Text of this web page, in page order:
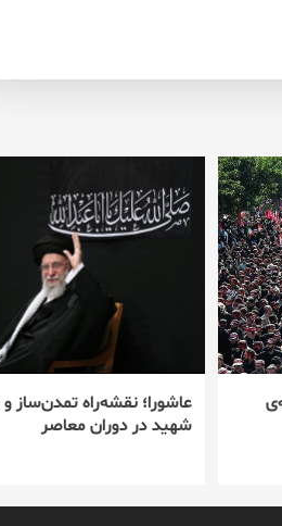
عاشورا؛ نقشه‌راه تمدن‌ساز
شهید در دوران معاصر